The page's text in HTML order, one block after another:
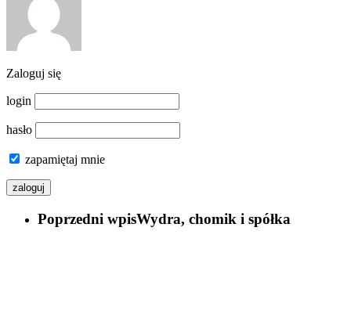
Zaloguj się
login
hasło
zapamiętaj mnie
Poprzedni wpisWydra, chomik i spółka